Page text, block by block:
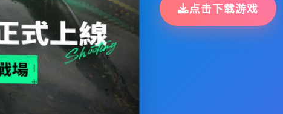
点击下载游戏